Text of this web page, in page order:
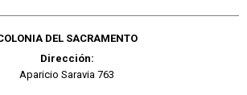
DEL SACRAMENTO
Dirección:
Aparicio Saravia 763